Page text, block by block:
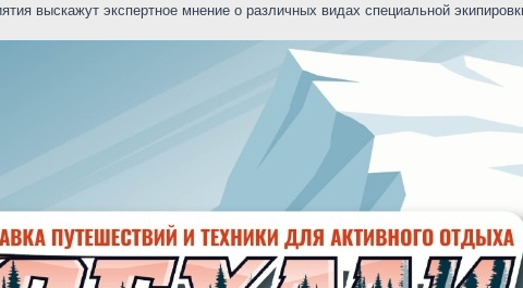
выскажут экспертное мнение о различных видах специальной